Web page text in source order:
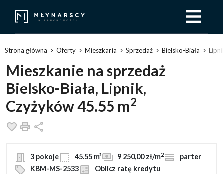
Strona główna Oferty Mieszkania Sprzedaż Bielsko-Biała
Mieszkanie na sprzedaż
Bielsko-Biała, Lipnik,
Czyżyków 45.55 m2
Dodaj do ulubionych
Drukuj
3 pokoje 45.55 m² 9 250,00 zł/m2
parter
KBM-MS-2533
Oblicz ratę kredytu